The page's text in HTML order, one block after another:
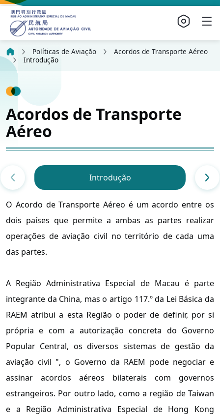
Políticas de Aviação
Acordos de Transporte Aéreo
Introdução
Acordos de Transporte
Aéreo
Introdução
O Acordo de Transporte Aéreo é um acordo entre os
dois países que permite a ambas as partes realizar
operações de aviação civil no território de cada uma
das partes.
A Região Administrativa Especial de Macau é parte
integrante da China, mas o artigo 117.º da Lei Básica da
RAEM atribui a esta Região o poder de definir, por si
própria e com a autorização concreta do Governo
Popular Central, os diversos sistemas de gestão da
aviação civil ", o Governo da RAEM pode negociar e
assinar acordos aéreos bilaterais com governos
estrangeiros. Por outro lado, como a região de Taiwan
e a Região Administrativa Especial de Hong Kong